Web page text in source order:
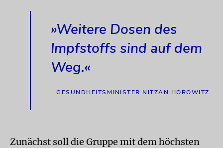
»Weitere Dosen des
Impfstoffs sind auf dem
Weg.«
GESUNDHEITSMINISTER NITZAN HOROWITZ
Zunächst soll die Gruppe mit dem höchsten